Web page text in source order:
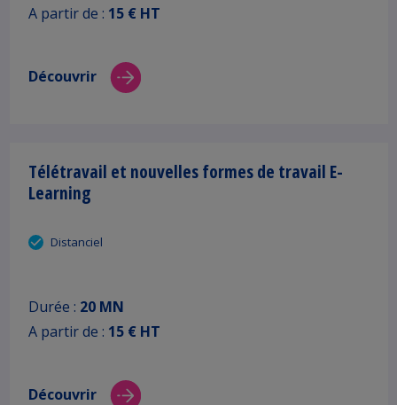
A partir de : 15 € HT
Découvrir
Télétravail et nouvelles formes de travail E-
Learning
Distanciel
Durée : 20 MN
A partir de : 15 € HT
Découvrir